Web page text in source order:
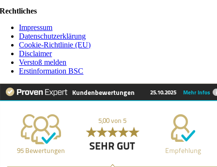
Rechtliches
Impressum
Datenschutzerklärung
Cookie-Richtlinie (EU)
Disclaimer
Verstoß melden
Erstinformation BSC